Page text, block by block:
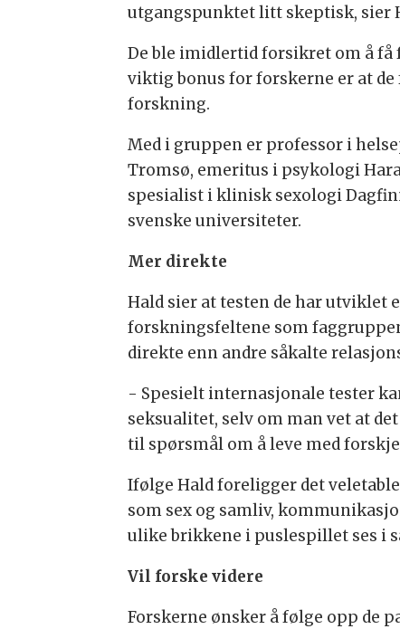
utgangspunktet litt skeptisk, sier
De ble imidlertid forsikret om å
viktig bonus for forskerne er at
forskning.
Med i gruppen er professor i
Tromsø, emeritus i psykologi
spesialist i klinisk sexologi
svenske universiteter.
Mer direkte
Hald sier at testen de har utviklet
forskningsfeltene som
direkte enn andre såkalte
- Spesielt internasjonale tester
seksualitet, selv om man vet at
til spørsmål om å leve med
Ifølge Hald foreligger det
som sex og samliv,
ulike brikkene i puslespillet ses i
Vil forske videre
Forskerne ønsker å følge opp de